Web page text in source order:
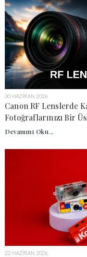
30 HAZIRAN 2026
Canon RF Lenslerde
Fotoğraflarınızı Bir
Devamını Oku...
22 HAZIRAN 2026